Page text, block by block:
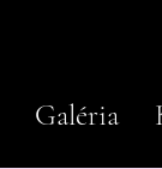
Galéria